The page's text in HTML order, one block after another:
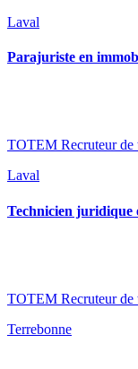
Laval
Parajuriste en
TOTEM Recruteur de
Laval
Technicien juridique
TOTEM Recruteur de
Terrebonne